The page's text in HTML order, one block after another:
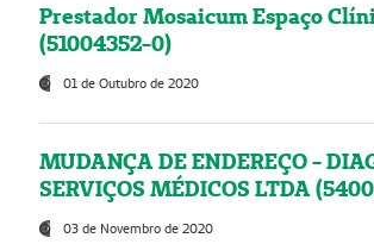
Prestador Mosaicum Espaço
(51004352-0)
01 de Outubro de 2020
MUDANÇA DE ENDEREÇO -
SERVIÇOS MÉDICOS LTDA
03 de Novembro de 2020